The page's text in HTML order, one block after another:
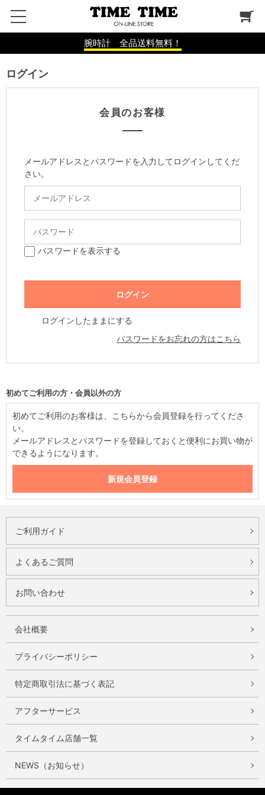
腕時計 全品送料無料！
ログイン
会員のお客様
メールアドレスとパスワードを入力してログインしてくだ
さい。
パスワードを表示する
ログインしたままにする
パスワードをお忘れの方はこちら
初めてご利用の方・会員以外の方
初めてご利用のお客様は、こちらから会員登録を行ってくださ
い。
メールアドレスとパスワードを登録しておくと便利にお買い物が
できるようになります。
ご利用ガイド
よくあるご質問
お問い合わせ
会社概要
プライバシーポリシー
特定商取引法に基づく表記
アフターサービス
タイムタイム店舗一覧
NEWS（お知らせ）